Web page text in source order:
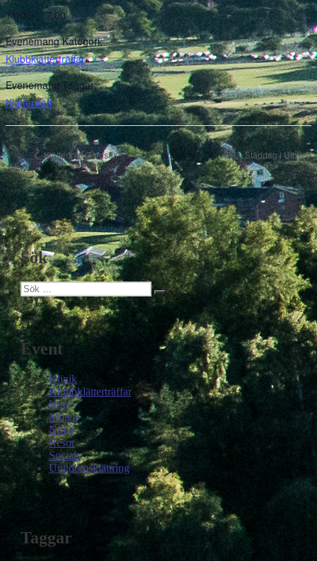
11:00 - 17:00
Evenemang Kategori:
Klubbklätterträffar
Evenemang Taggar:
Klätterträff
Klätterträff Gärdsås Städdag i Utby
Sök
Sök
efter:
Sök
Event
Klinik
Klubbklätterträffar
Kurs
Möten
Ninja
Resor
Socialt
Ungdomsklättring
Taggar